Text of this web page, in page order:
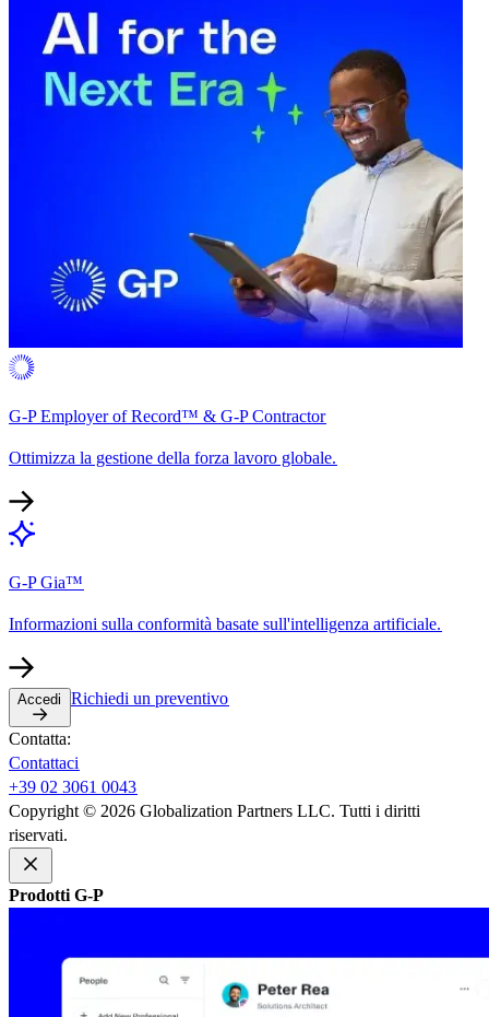
G-P Employer of Record™ & G-P Contractor​​
Ottimizza la gestione della forza lavoro globale.​​
G-P Gia™​​
Informazioni sulla conformità basate sull'intelligenza artificiale.​​
Accedi​​ Richiedi un preventivo​​
Contatta:​​
Contattaci​​
+39 02 3061 0043​​
Copyright © 2026 Globalization Partners LLC. Tutti i diritti
riservati.​​
Prodotti G-P​​